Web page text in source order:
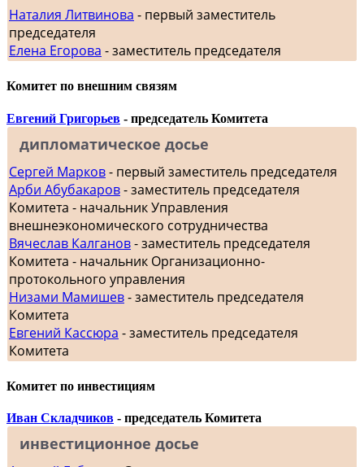
Наталия Литвинова - первый заместитель
председателя
Елена Егорова - заместитель председателя
Комитет по внешним связям
Евгений Григорьев - председатель Комитета
дипломатическое досье
Сергей Марков- первый заместитель председателя
Арби Абубакаров- заместитель председателя
Комитета - начальник Управления
внешнеэкономического сотрудничества
Вячеслав Калганов- заместитель председателя
Комитета - начальник Организационно-
протокольного управления
Низами Мамишев- заместитель председателя
Комитета
Евгений Кассюра - заместитель председателя
Комитета
Комитет по инвестициям
Иван Складчиков - председатель Комитета
инвестиционное досье